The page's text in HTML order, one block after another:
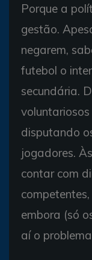
Porque a
gestão.
negarem,
futebol o
secundária.
disputando
jogadores.
contar com
embora (só
aí o